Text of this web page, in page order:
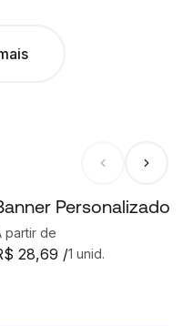
Personalizado
partir de
1 unid.
28,69 /